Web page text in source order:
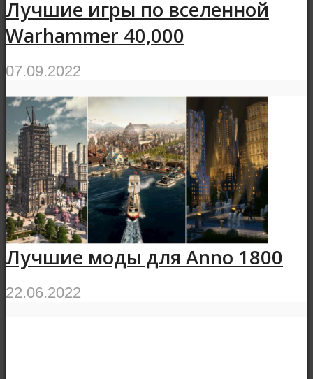
Лучшие игры по вселенной
Warhammer 40,000
07.09.2022
Лучшие моды для Anno 1800
22.06.2022